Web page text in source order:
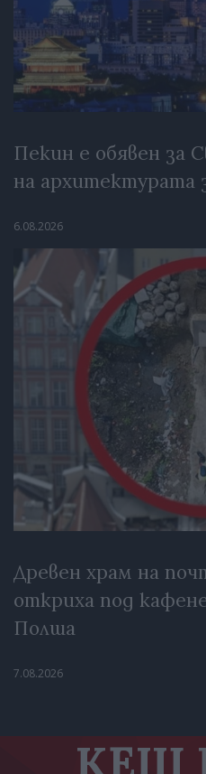
Пекин е обявен за
на архитектурата
6.08.2026
Древен храм на
откриха под
Полша
7.08.2026